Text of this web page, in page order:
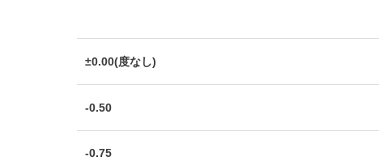
±0.00(度なし)
-0.50
-0.75